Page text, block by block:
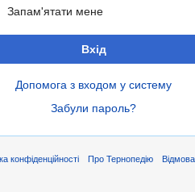
Запам'ятати мене
Вхід
Допомога з входом у систему
Забули пароль?
конфіденційності Про Тернопедію Відмова